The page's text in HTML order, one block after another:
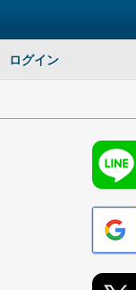
ログイン